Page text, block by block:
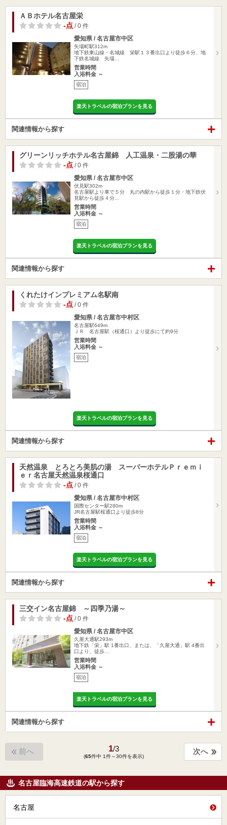
ＡＢホテル名古屋栄
-点 / 0 件
愛知県 / 名古屋市中区
矢場町駅312m
地下鉄東山線・名城線 栄駅１３番出口より徒歩６分、地
下鉄名城線 矢場…
営業時間
入浴料金 ～
宿泊
楽天トラベルの宿泊プランを見る
関連情報から探す
グリーンリッチホテル名古屋錦 人工温泉・二股湯の華
-点 / 0 件
愛知県 / 名古屋市中区
伏見駅302m
名古屋駅より車で５分 丸の内駅から徒歩１分・地下鉄伏
見駅から徒歩４分…
営業時間
入浴料金 ～
宿泊
楽天トラベルの宿泊プランを見る
関連情報から探す
くれたけインプレミアム名駅南
-点 / 0 件
愛知県 / 名古屋市中村区
名古屋駅649m
ＪＲ 名古屋駅（桜通口）より徒歩にて約9分
営業時間
入浴料金 ～
宿泊
楽天トラベルの宿泊プランを見る
関連情報から探す
天然温泉 とろとろ美肌の湯 スーパーホテルＰｒｅｍｉ
ｅｒ名古屋天然温泉桜通口
-点 / 0 件
愛知県 / 名古屋市中村区
国際センター駅280m
JR名古屋駅桜通口より徒歩8分
営業時間
入浴料金 ～
宿泊
楽天トラベルの宿泊プランを見る
関連情報から探す
三交イン名古屋錦 ～四季乃湯～
-点 / 0 件
愛知県 / 名古屋市中区
久屋大通駅293m
地下鉄「栄」駅 1番出口、または、「久屋大通」駅 4番出
口より、徒歩…
営業時間
入浴料金 ～
宿泊
楽天トラベルの宿泊プランを見る
関連情報から探す
前へ 1/3
(65件中 1件～30件を表示)
次へ
名古屋臨海高速鉄道の駅から探す
名古屋